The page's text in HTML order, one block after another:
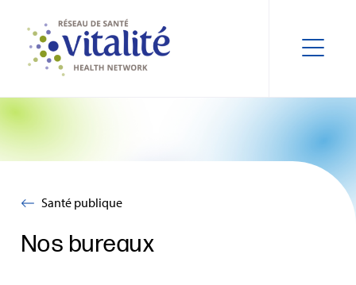
Santé publique
Nos bureaux